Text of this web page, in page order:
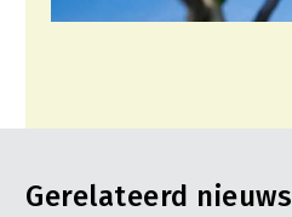
Gerelateerd nieuws